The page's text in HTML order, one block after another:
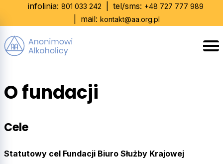
infolinia: 801 033 242 tel/sms: +48 727 777 989
mail: kontakt@aa.org.pl
O fundacji
Cele
Statutowy cel Fundacji Biuro Służby Krajowej